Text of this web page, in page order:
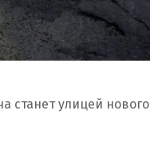
станет улицей нового